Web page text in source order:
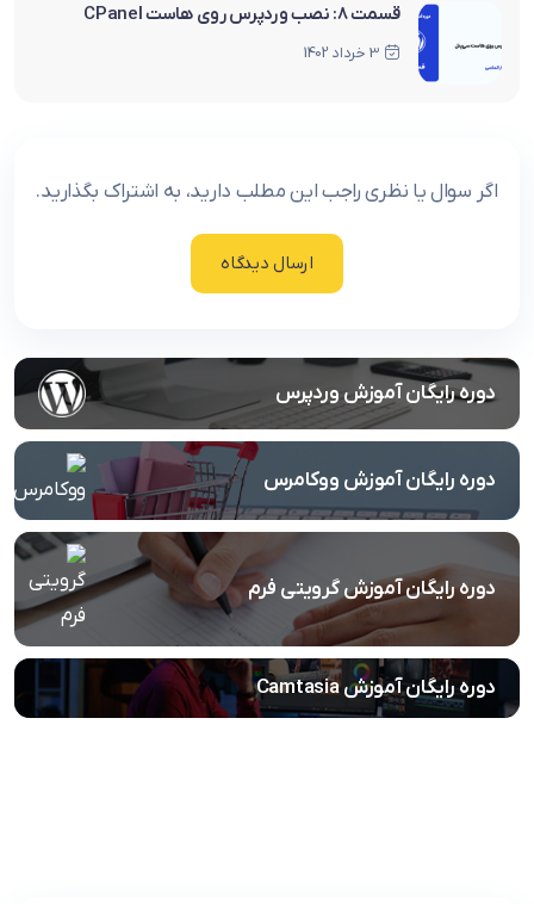
قسمت 8: نصب وردپرس روی هاست CPanel
3 خرداد 1402
اگر سوال یا نظری راجب این مطلب دارید، به اشتراک بگذارید.
ارسال دیدگاه
دوره رایگان آموزش وردپرس
دوره رایگان آموزش ووکامرس
دوره رایگان آموزش گرویتی فرم
دوره رایگان آموزش Camtasia